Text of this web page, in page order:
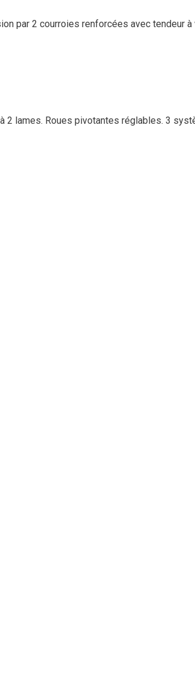
par 2 courroies renforcées avec tendeur à
2 lames. Roues pivotantes réglables. 3